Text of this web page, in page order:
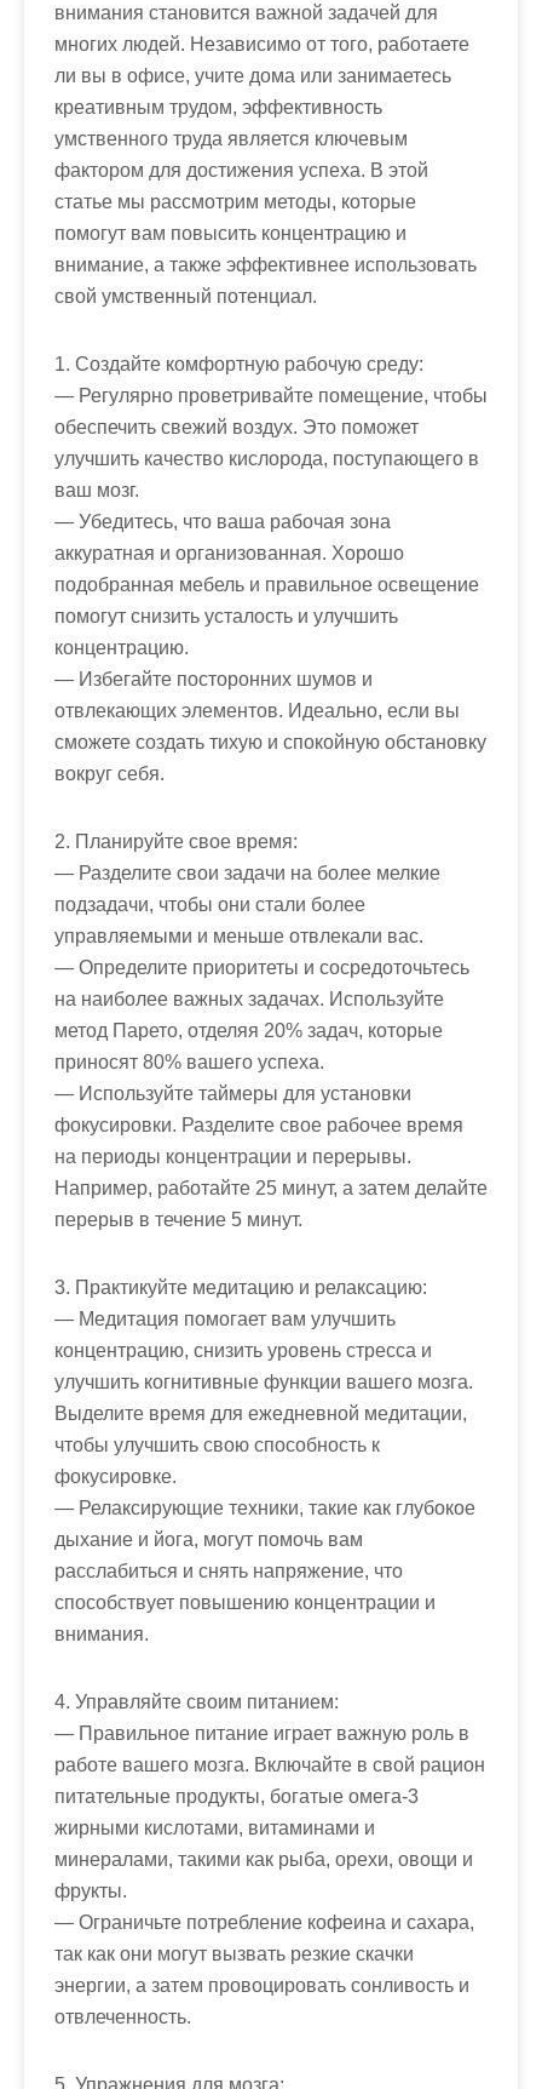
внимания становится важной задачей для
многих людей. Независимо от того, работаете
ли вы в офисе, учите дома или занимаетесь
креативным трудом, эффективность
умственного труда является ключевым
фактором для достижения успеха. В этой
статье мы рассмотрим методы, которые
помогут вам повысить концентрацию и
внимание, а также эффективнее использовать
свой умственный потенциал.
1. Создайте комфортную рабочую среду:
— Регулярно проветривайте помещение, чтобы
обеспечить свежий воздух. Это поможет
улучшить качество кислорода, поступающего в
ваш мозг.
— Убедитесь, что ваша рабочая зона
аккуратная и организованная. Хорошо
подобранная мебель и правильное освещение
помогут снизить усталость и улучшить
концентрацию.
— Избегайте посторонних шумов и
отвлекающих элементов. Идеально, если вы
сможете создать тихую и спокойную обстановку
вокруг себя.
2. Планируйте свое время:
— Разделите свои задачи на более мелкие
подзадачи, чтобы они стали более
управляемыми и меньше отвлекали вас.
— Определите приоритеты и сосредоточьтесь
на наиболее важных задачах. Используйте
метод Парето, отделяя 20% задач, которые
приносят 80% вашего успеха.
— Используйте таймеры для установки
фокусировки. Разделите свое рабочее время
на периоды концентрации и перерывы.
Например, работайте 25 минут, а затем делайте
перерыв в течение 5 минут.
3. Практикуйте медитацию и релаксацию:
— Медитация помогает вам улучшить
концентрацию, снизить уровень стресса и
улучшить когнитивные функции вашего мозга.
Выделите время для ежедневной медитации,
чтобы улучшить свою способность к
фокусировке.
— Релаксирующие техники, такие как глубокое
дыхание и йога, могут помочь вам
расслабиться и снять напряжение, что
способствует повышению концентрации и
внимания.
4. Управляйте своим питанием:
— Правильное питание играет важную роль в
работе вашего мозга. Включайте в свой рацион
питательные продукты, богатые омега-3
жирными кислотами, витаминами и
минералами, такими как рыба, орехи, овощи и
фрукты.
— Ограничьте потребление кофеина и сахара,
так как они могут вызвать резкие скачки
энергии, а затем провоцировать сонливость и
отвлеченность.
5. Упражнения для мозга: